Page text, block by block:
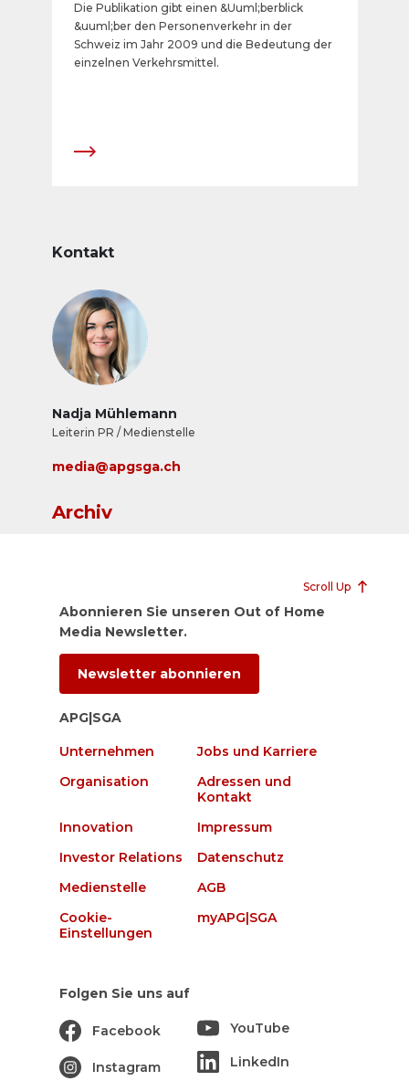
Die Publikation gibt einen &Uuml;berblick
&uuml;ber den Personenverkehr in der
Schweiz im Jahr 2009 und die Bedeutung der
einzelnen Verkehrsmittel.
Kontakt
Nadja Mühlemann
Leiterin PR / Medienstelle
media@apgsga.ch
Archiv
Scroll Up
Abonnieren Sie unseren Out of Home
Media Newsletter.
Newsletter abonnieren
APG|SGA
Unternehmen
Jobs und Karriere
Organisation
Adressen und
Kontakt
Innovation
Impressum
Investor Relations
Datenschutz
Medienstelle
AGB
Cookie-
Einstellungen
myAPG|SGA
Folgen Sie uns auf
Facebook
Instagram
YouTube
LinkedIn